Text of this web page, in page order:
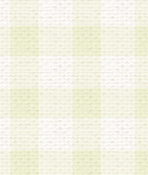
ト内にて本サービ
社から付与された
す。
グインIDおよびパ
人がその責任を負
ログインIDおよび